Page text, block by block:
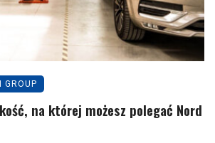
GROUP
na której możesz polegać Nord